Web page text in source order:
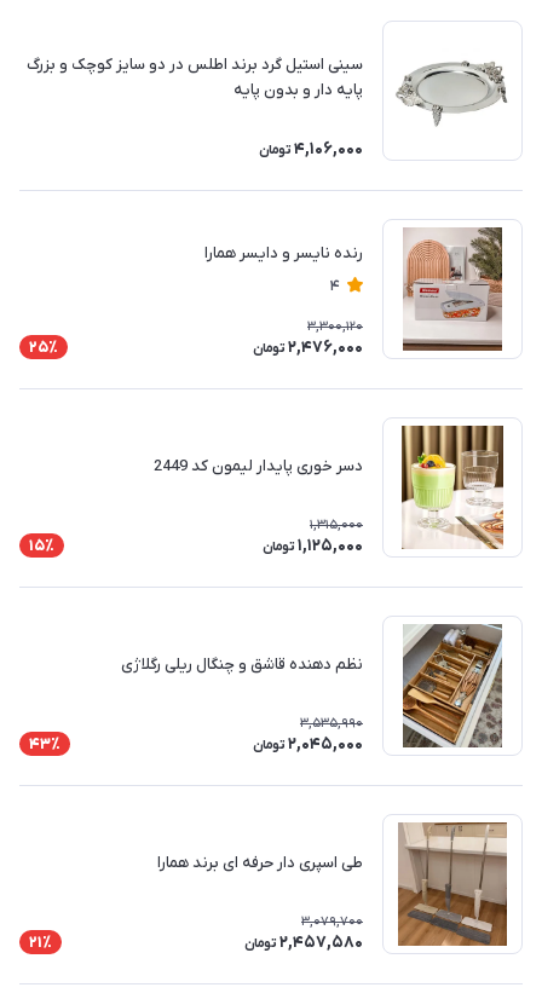
سینی استیل گرد برند اطلس در دو سایز کوچک و بزرگ
پایه دار و بدون پایه
4,106,000 تومان
رنده نایسر و دایسر همارا
4
3,300,120
2,476,000 تومان 25٪
دسر خوری پایدار لیمون کد 2449
1,315,000
1,125,000 تومان 15٪
نظم دهنده قاشق و چنگال ریلی رگلاژی
3,535,990
2,045,000 تومان 43٪
طی اسپری دار حرفه ای برند همارا
3,079,700
2,457,580 تومان 21٪